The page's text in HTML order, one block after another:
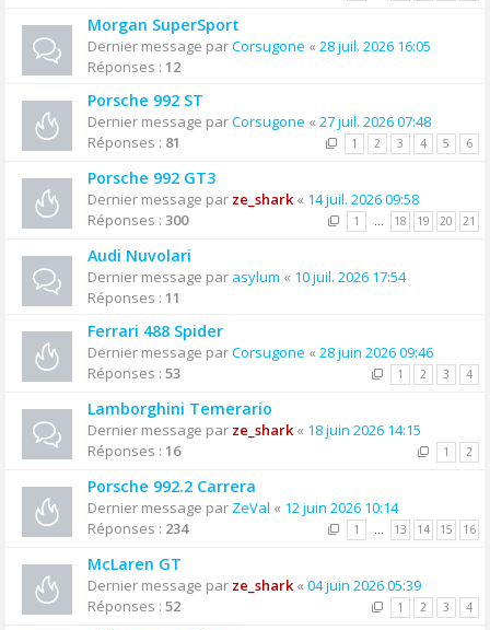
Morgan SuperSport
Dernier message parCorsugone « 28 juil. 2026 16:05
Réponses : 12
Porsche 992 ST
Dernier message parCorsugone « 27 juil. 2026 07:48
Réponses : 81 1 2 3 4 5 6
Porsche 992 GT3
Dernier message par ze_shark« 14 juil. 2026 09:58
Réponses : 300 1 … 18 19 20 21
Audi Nuvolari
Dernier message par asylum « 10 juil. 2026 17:54
Réponses : 11
Ferrari 488 Spider
Dernier message parCorsugone « 28 juin 2026 09:46
Réponses : 53 1 2 3 4
Lamborghini Temerario
Dernier message par ze_shark« 18 juin 2026 14:15
Réponses : 16 1 2
Porsche 992.2 Carrera
Dernier message par ZeVal « 12 juin 2026 10:14
Réponses : 234 1 … 13 14 15 16
McLaren GT
Dernier message par ze_shark« 04 juin 2026 05:39
Réponses : 52 1 2 3 4